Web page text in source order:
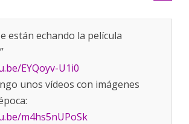
están echando la película
EYQoyv-U1i0
unos vídeos con imágenes
m4hs5nUPoSk